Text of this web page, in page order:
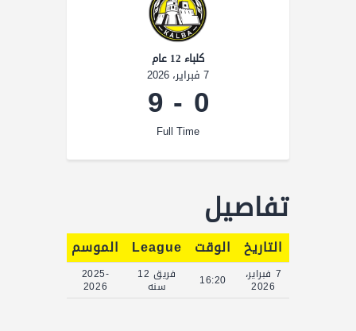
كلباء 12 عام
7 فبراير، 2026
0
-
9
Full Time
تفاصيل
التاريخ الوقت League الموسم
7 فبراير،
2026
16:20 فريق 12
سنه
2025-
2026